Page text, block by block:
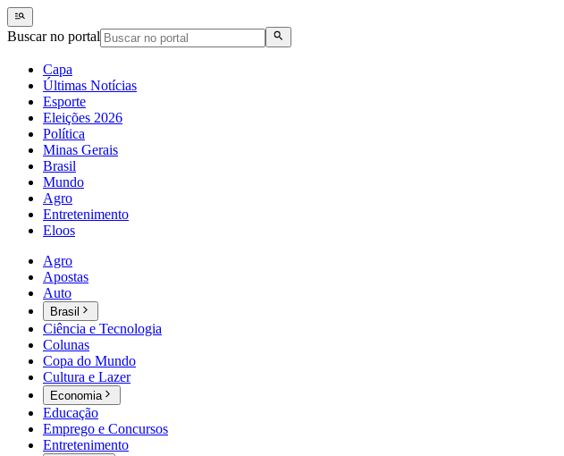
Buscar no portal
Capa
Últimas Notícias
Esporte
Eleições 2026
Política
Minas Gerais
Brasil
Mundo
Agro
Entretenimento
Eloos
Agro
Apostas
Auto
Brasil
Ciência e Tecnologia
Colunas
Copa do Mundo
Cultura e Lazer
Economia
Educação
Emprego e Concursos
Entretenimento